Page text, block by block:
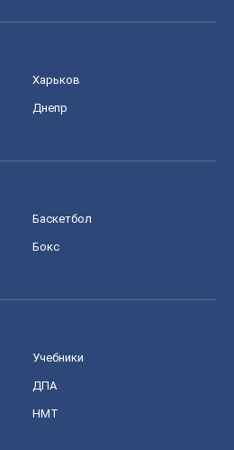
Харьков
Днепр
Баскетбол
Бокс
Учебники
ДПА
НМТ